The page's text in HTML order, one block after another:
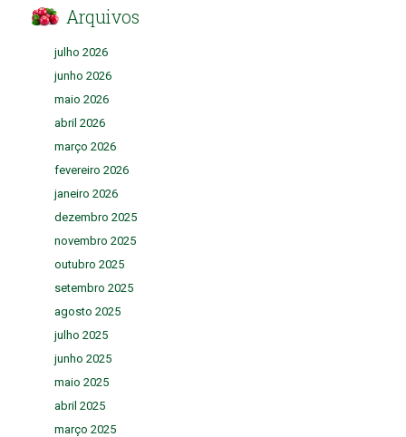
Arquivos
julho 2026
junho 2026
maio 2026
abril 2026
março 2026
fevereiro 2026
janeiro 2026
dezembro 2025
novembro 2025
outubro 2025
setembro 2025
agosto 2025
julho 2025
junho 2025
maio 2025
abril 2025
março 2025